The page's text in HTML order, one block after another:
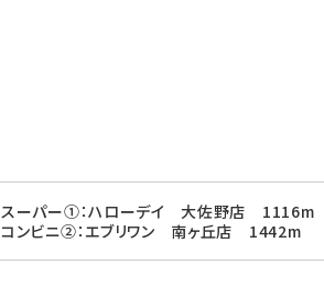
スーパー①：ハローデイ 大佐野店 1116m
コンビニ②：エブリワン 南ヶ丘店 1442m